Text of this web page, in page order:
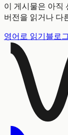
이 게시물은 아직
버전을 읽거나 다
영어로 읽기블로